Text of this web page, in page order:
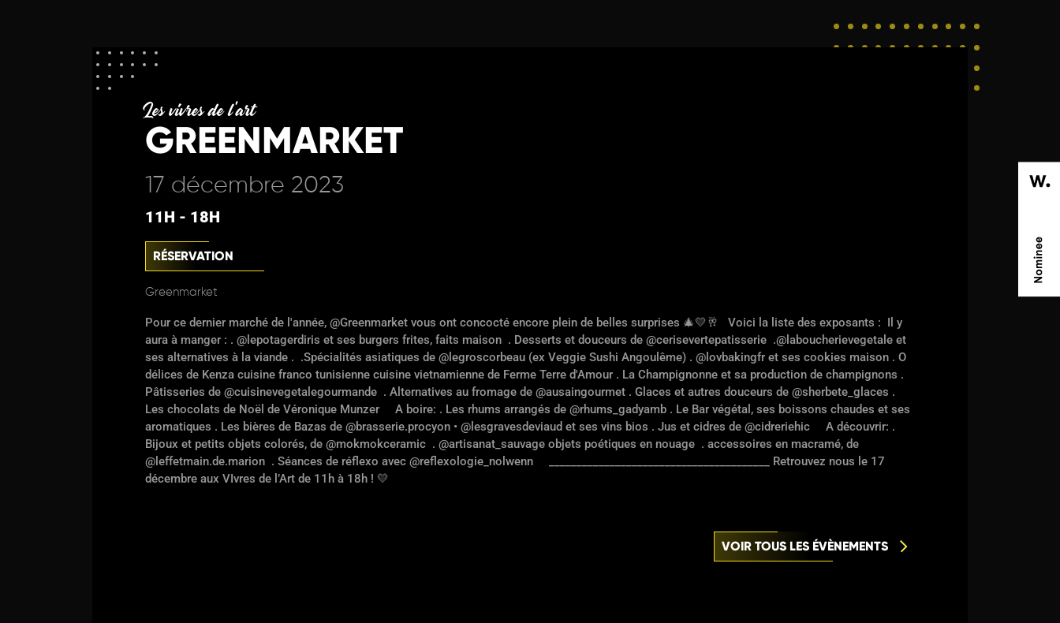
Les vivres de l'art
GREENMARKET
17 décembre 2023
11H - 18H
RÉSERVATION
Greenmarket
Pour ce dernier marché de l'année, @Greenmarket vous ont concocté encore plein de belles surprises 🎄💛🥂 Voici la liste des exposants :
Il y
aura à manger : . @lepotagerdiris et ses burgers frites, faits maison . Desserts et douceurs de @cerisevertepatisserie .@laboucherievegetale et
ses alternatives à la viande . .Spécialités asiatiques de @legroscorbeau (ex Veggie Sushi Angoulême) . @lovbakingfr et ses cookies maison . O
délices de Kenza cuisine franco tunisienne cuisine vietnamienne de Ferme Terre d'Amour . La Champignonne et sa production de champignons .
Pâtisseries de @cuisinevegetalegourmande . Alternatives au fromage de @ausaingourmet . Glaces et autres douceurs de @sherbete_glaces .
Les chocolats de Noël de Véronique Munzer A boire: . Les rhums arrangés de @rhums_gadyamb . Le Bar végétal, ses boissons chaudes et ses
aromatiques . Les bières de Bazas de @brasserie.procyon • @lesgravesdeviaud et ses vins bios . Jus et cidres de @cidreriehic A découvrir: .
Bijoux et petits objets colorés, de @mokmokceramic . @artisanat_sauvage objets poétiques en nouage . accessoires en macramé, de
@leffetmain.de.marion . Séances de réflexo avec @reflexologie_nolwenn ________________________________________ Retrouvez nous le 17
décembre aux VIvres de l’Art de 11h à 18h ! 💛
VOIR TOUS LES ÉVÈNEMENTS